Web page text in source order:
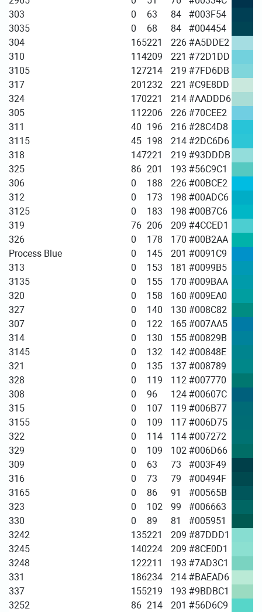
303
0 63 84
#003F54
3035
0 68 84
#004454
304
165221 226 #A5DDE2
310
114209 221 #72D1DD
3105
127214 219 #7FD6DB
317
201 232 221 #C9E8DD
324
170221 214 #AADDD6
305
112206 226 #70CEE2
311
40 196 216 #28C4D8
3115
45 198 214 #2DC6D6
318
147221 219 #93DDDB
325
86 201 193 #56C9C1
306
0 188 226 #00BCE2
312
0 173 198 #00ADC6
3125
0 183 198 #00B7C6
319
76 206 209 #4CCED1
326
0 178 170 #00B2AA
Process Blue
0 145 201 #0091C9
313
0 153 181 #0099B5
3135
0 155 170 #009BAA
320
0 158 160 #009EA0
327
0 140 130 #008C82
307
0 122 165 #007AA5
314
0 130 155 #00829B
3145
0 132 142 #00848E
321
0 135 137 #008789
328
0 119 112 #007770
308
0 96 124 #00607C
315
0 107 119 #006B77
3155
0 109 117 #006D75
322
0 114 114 #007272
329
0 109 102 #006D66
309
0 63 73
#003F49
316
0 73 79
#00494F
3165
0 86 91
#00565B
323
0 102 99
#006663
330
0 89 81
#005951
3242
135221 209 #87DDD1
3245
140224 209 #8CE0D1
3248
122211 193 #7AD3C1
331
186234 214 #BAEAD6
337
155219 193 #9BDBC1
3252
86 214 201 #56D6C9